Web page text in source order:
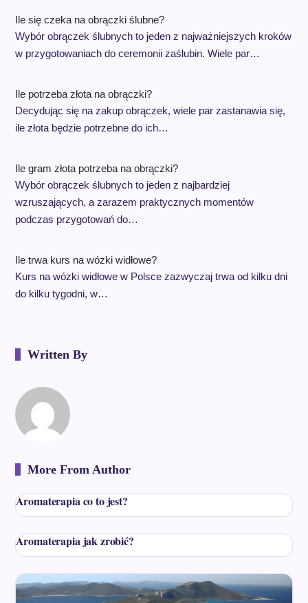
Ile się czeka na obrączki ślubne?
Wybór obrączek ślubnych to jeden z najważniejszych kroków
w przygotowaniach do ceremonii zaślubin. Wiele par…
Ile potrzeba złota na obrączki?
Decydując się na zakup obrączek, wiele par zastanawia się,
ile złota będzie potrzebne do ich…
Ile gram złota potrzeba na obrączki?
Wybór obrączek ślubnych to jeden z najbardziej
wzruszających, a zarazem praktycznych momentów
podczas przygotowań do…
Ile trwa kurs na wózki widłowe?
Kurs na wózki widłowe w Polsce zazwyczaj trwa od kilku dni
do kilku tygodni, w…
Written By
More From Author
Aromaterapia co to jest?
Aromaterapia jak zrobić?